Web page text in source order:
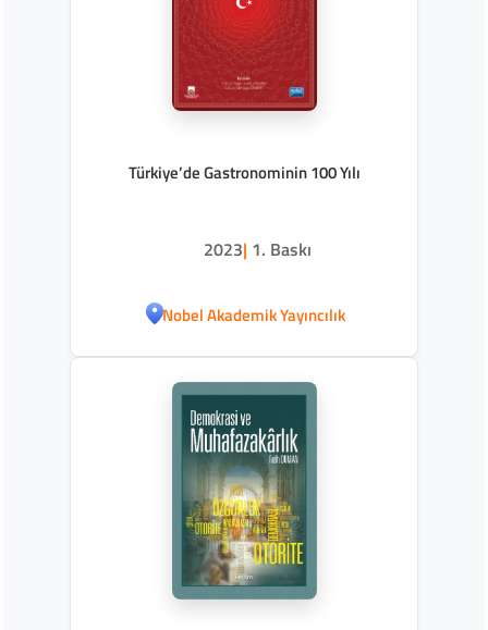
Türkiye’de Gastronominin 100 Yılı
2023| 1. Baskı
Nobel Akademik Yayıncılık